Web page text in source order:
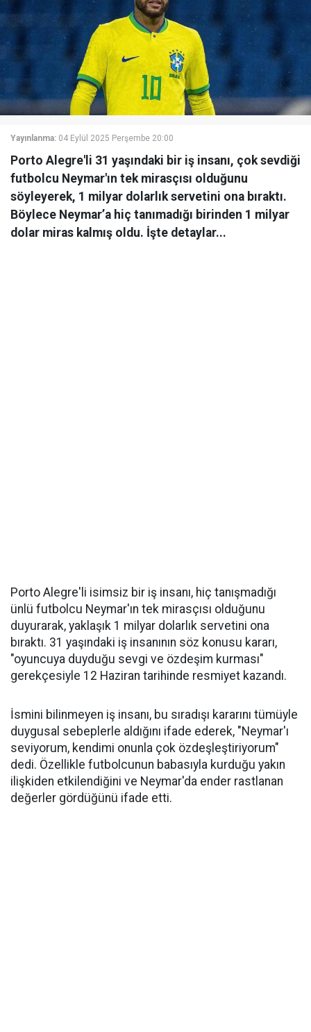
Yayınlanma: 04 Eylül 2025 Perşembe 20:00
Porto Alegre'li 31 yaşındaki bir iş insanı, çok sevdiği
futbolcu Neymar'ın tek mirasçısı olduğunu
söyleyerek, 1 milyar dolarlık servetini ona bıraktı.
Böylece Neymar’a hiç tanımadığı birinden 1 milyar
dolar miras kalmış oldu. İşte detaylar...
Porto Alegre'li isimsiz bir iş insanı, hiç tanışmadığı
ünlü futbolcu Neymar'ın tek mirasçısı olduğunu
duyurarak, yaklaşık 1 milyar dolarlık servetini ona
bıraktı. 31 yaşındaki iş insanının söz konusu kararı,
"oyuncuya duyduğu sevgi ve özdeşim kurması"
gerekçesiyle 12 Haziran tarihinde resmiyet kazandı.
İsmini bilinmeyen iş insanı, bu sıradışı kararını tümüyle
duygusal sebeplerle aldığını ifade ederek, "Neymar'ı
seviyorum, kendimi onunla çok özdeşleştiriyorum"
dedi. Özellikle futbolcunun babasıyla kurduğu yakın
ilişkiden etkilendiğini ve Neymar'da ender rastlanan
değerler gördüğünü ifade etti.